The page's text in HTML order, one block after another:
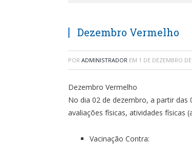
Dezembro Vermelho
POR ADMINISTRADOR EM 1 DE DEZEMBRO
Dezembro Vermelho
No dia 02 de dezembro, a partir das
avaliações físicas, atividades físicas
Vacinação Contra: